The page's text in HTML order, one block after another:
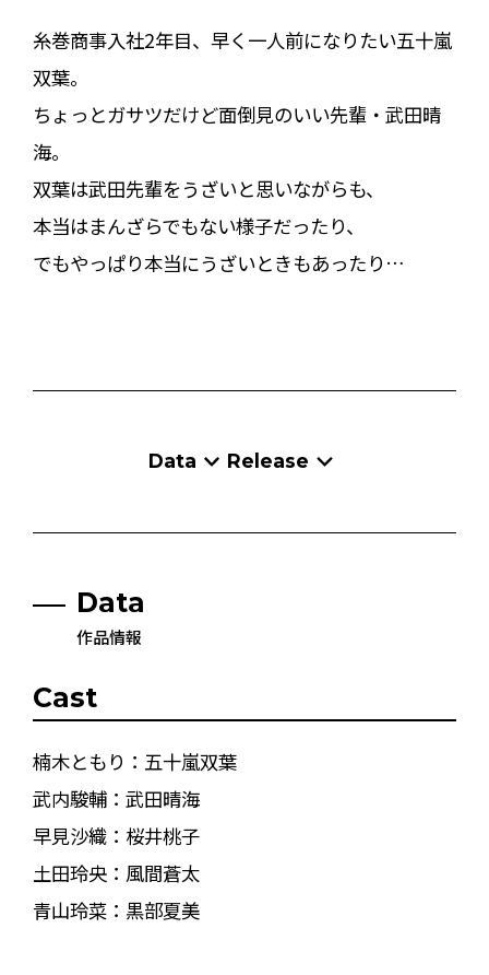
糸巻商事入社2年目、早く一人前になりたい五十嵐
双葉。
ちょっとガサツだけど面倒見のいい先輩・武田晴
海。
双葉は武田先輩をうざいと思いながらも、
本当はまんざらでもない様子だったり、
でもやっぱり本当にうざいときもあったり…
Data Release
Data
作品情報
Cast
楠木ともり：五十嵐双葉
武内駿輔：武田晴海
早見沙織：桜井桃子
土田玲央：風間蒼太
青山玲菜：黒部夏美